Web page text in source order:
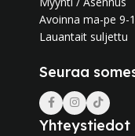
Avoinna ma-pe 9-
Lauantait suljettu
Seuraa
Yhteystiedot